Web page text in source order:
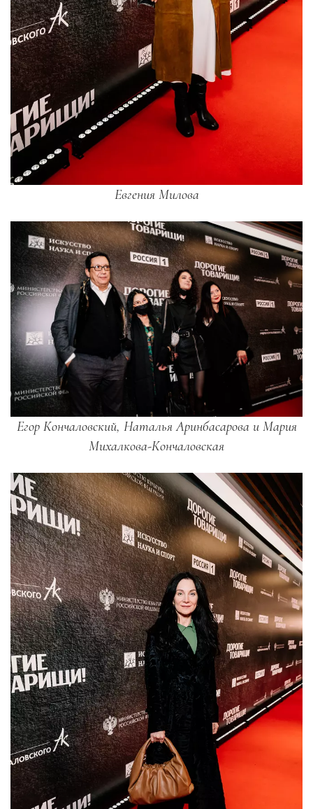
Евгения Милова
Егор Кончаловский, Наталья Аринбасарова и Мария
Михалкова-Кончаловская